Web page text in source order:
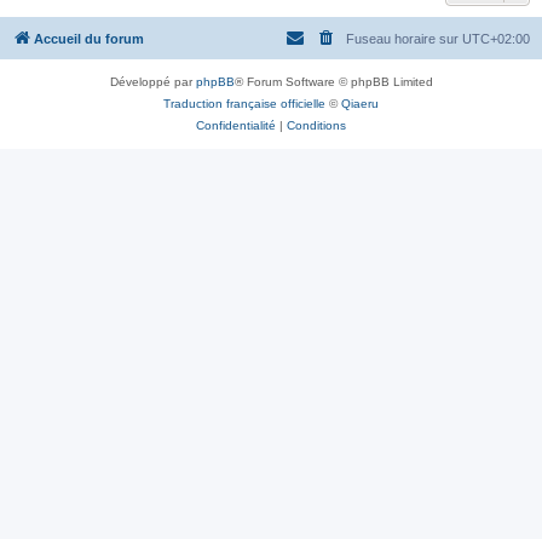
Accueil du forum Fuseau horaire sur UTC+02:00
Développé parphpBB® Forum Software © phpBB Limited
Traduction française officielle ©Qiaeru
Confidentialité | Conditions